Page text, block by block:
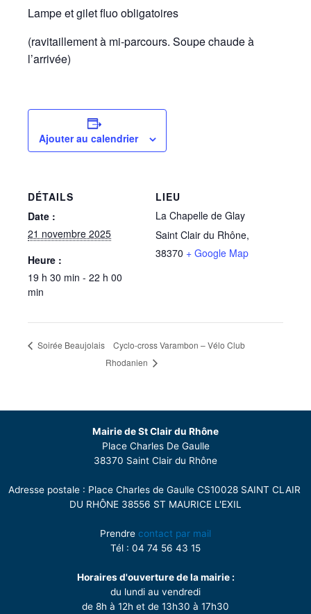
Lampe et gilet fluo obligatoires
(ravitaillement à mi-parcours. Soupe chaude à
l’arrivée)
Ajouter au calendrier
DÉTAILS
Date :
21 novembre 2025
Heure :
19 h 30 min - 22 h 00
min
LIEU
La Chapelle de Glay
Saint Clair du Rhône,
38370 + Google Map
Soirée Beaujolais
Cyclo-cross Varambon – Vélo Club
Rhodanien
Mairie de St Clair du Rhône
Place Charles De Gaulle
38370 Saint Clair du Rhône
Adresse postale : Place Charles de Gaulle CS10028 SAINT CLAIR
DU RHÔNE 38556 ST MAURICE L'EXIL
Prendre contact par mail
Tél : 04 74 56 43 15
Horaires d'ouverture de la mairie :
du lundi au vendredi
de 8h à 12h et de 13h30 à 17h30